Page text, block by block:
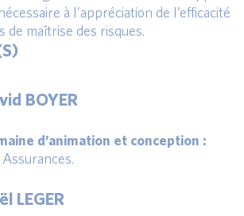
à l’appréciation de l’efficacité
de maîtrise des risques.
BOYER
d’animation et conception :
Assurances.
LEGER